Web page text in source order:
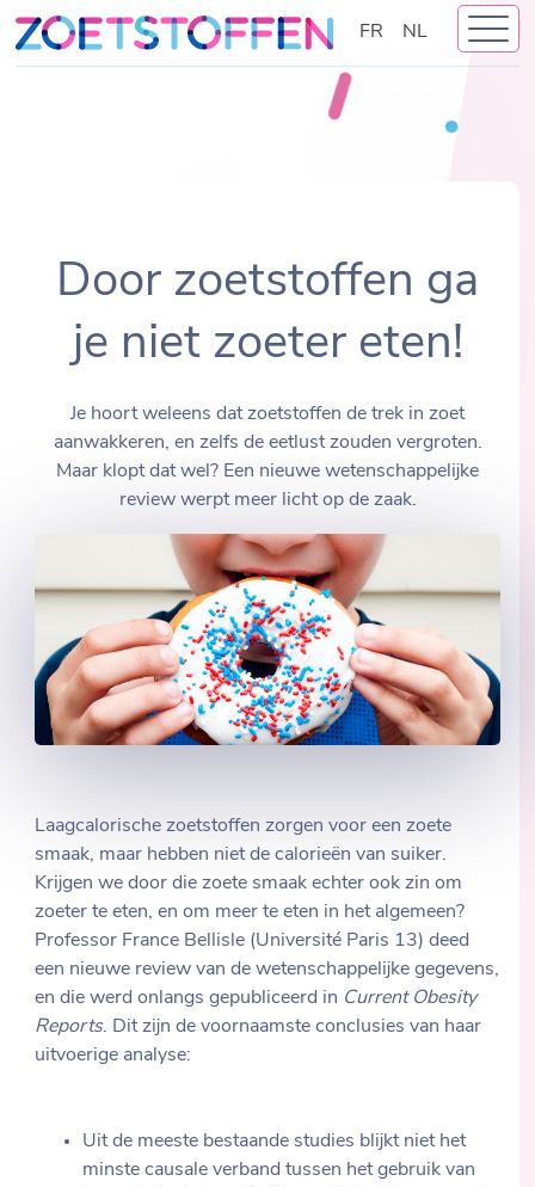
Skip
to
content
FR NL
Door zoetstoffen ga
je niet zoeter eten!
Je hoort weleens dat zoetstoffen de trek in zoet
aanwakkeren, en zelfs de eetlust zouden vergroten.
Maar klopt dat wel? Een nieuwe wetenschappelijke
review werpt meer licht op de zaak.
Laagcalorische zoetstoffen zorgen voor een zoete
smaak, maar hebben niet de calorieën van suiker.
Krijgen we door die zoete smaak echter ook zin om
zoeter te eten, en om meer te eten in het algemeen?
Professor France Bellisle (Université Paris 13) deed
een nieuwe review van de wetenschappelijke gegevens,
en die werd onlangs gepubliceerd in Current Obesity
Reports. Dit zijn de voornaamste conclusies van haar
uitvoerige analyse:
Uit de meeste bestaande studies blijkt niet het
minste causale verband tussen het gebruik van